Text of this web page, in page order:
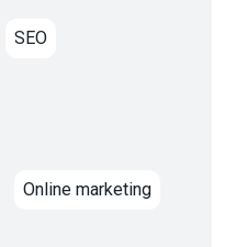
SEO
Online marketing